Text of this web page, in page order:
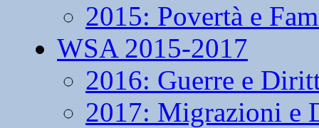
2015: Povertà e
WSA 2015-2017
2016: Guerre e
2017: Migrazioni e